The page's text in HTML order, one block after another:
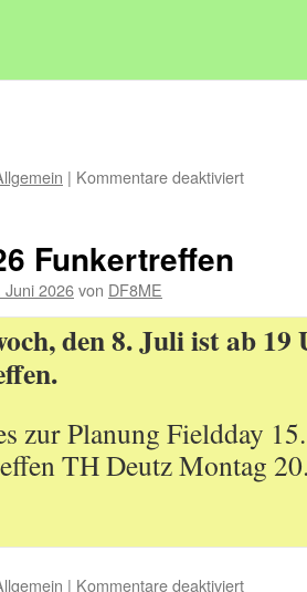
| Kommentare deaktiviertfür
Funkertreffen
Juni 2026von DF8ME
den 8. Juli ist ab 19
zur Planung Fieldday
TH Deutz Montag
| Kommentare deaktiviertfür